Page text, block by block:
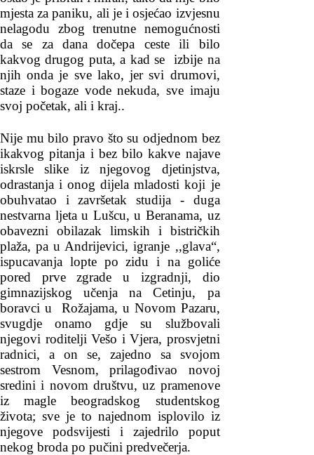
mjesta za paniku, ali je i osjećao izvjesnu
nelagodu zbog trenutne nemogućnosti
da se za dana dočepa ceste ili bilo
kakvog drugog puta, a kad se izbije na
njih onda je sve lako, jer svi drumovi,
staze i bogaze vode nekuda, sve imaju
svoj početak, ali i kraj..
Nije mu bilo pravo što su odjednom bez
ikakvog pitanja i bez bilo kakve najave
iskrsle slike iz njegovog djetinjstva,
odrastanja i onog dijela mladosti koji je
obuhvatao i završetak studija - duga
nestvarna ljeta u Lušcu, u Beranama, uz
obavezni obilazak limskih i bistričkih
plaža, pa u Andrijevici, igranje ,,glava“,
ispucavanja lopte po zidu i na goliće
pored prve zgrade u izgradnji, dio
gimnazijskog učenja na Cetinju, pa
boravci u Rožajama, u Novom Pazaru,
svugdje onamo gdje su službovali
njegovi roditelji Vešo i Vjera, prosvjetni
radnici, a on se, zajedno sa svojom
sestrom Vesnom, prilagođivao novoj
sredini i novom društvu, uz pramenove
iz magle beogradskog studentskog
života; sve je to najednom isplovilo iz
njegove podsvijesti i zajedrilo poput
nekog broda po pučini predvečerja.